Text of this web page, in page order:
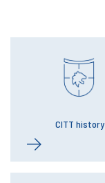
CITT history